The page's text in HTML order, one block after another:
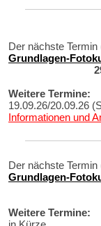
Der nächste
Grundlagen-
Weitere Termine:
19.09.26/20.09.26
Informationen und
Der nächste
Grundlagen-
Weitere Termine: